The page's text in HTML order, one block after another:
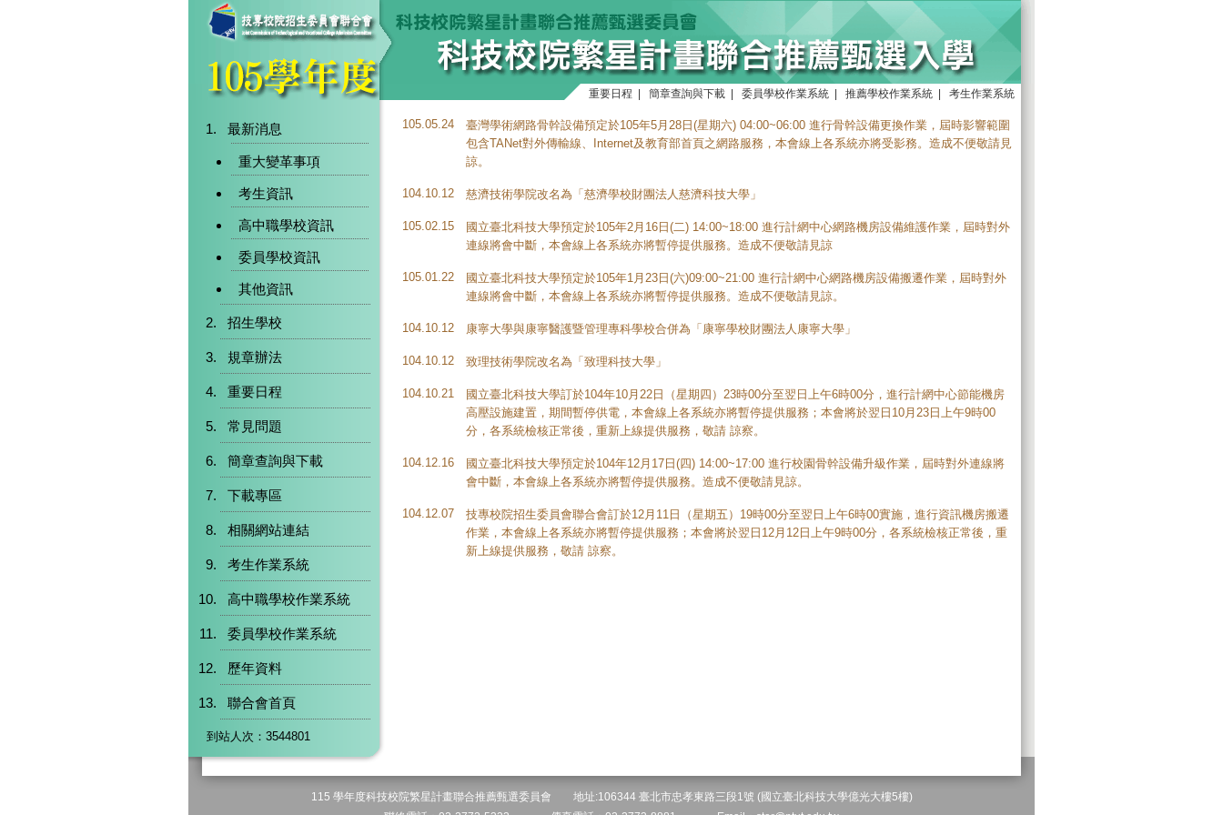
重要日程 簡章查詢與下載 委員學校作業系統 推薦學校作業系統 考生作業系統
最新消息
重大變革事項
考生資訊
高中職學校資訊
委員學校資訊
其他資訊
招生學校
規章辦法
重要日程
常見問題
簡章查詢與下載
下載專區
相關網站連結
考生作業系統
高中職學校作業系統
委員學校作業系統
歷年資料
聯合會首頁
到站人次：3544801
105.05.24
臺灣學術網路骨幹設備預定於105年5月28日(星期六) 04:00~06:00 進行骨幹設備更換作業，屆時影響範圍
包含TANet對外傳輸線、Internet及教育部首頁之網路服務，本會線上各系統亦將受影務。造成不便敬請見
諒。
104.10.12 慈濟技術學院改名為「慈濟學校財團法人慈濟科技大學」
105.02.15
國立臺北科技大學預定於105年2月16日(二) 14:00~18:00 進行計網中心網路機房設備維護作業，屆時對外
連線將會中斷，本會線上各系統亦將暫停提供服務。造成不便敬請見諒
105.01.22
國立臺北科技大學預定於105年1月23日(六)09:00~21:00 進行計網中心網路機房設備搬遷作業，屆時對外
連線將會中斷，本會線上各系統亦將暫停提供服務。造成不便敬請見諒。
104.10.12 康寧大學與康寧醫護暨管理專科學校合併為「康寧學校財團法人康寧大學」
104.10.12 致理技術學院改名為「致理科技大學」
104.10.21
國立臺北科技大學訂於104年10月22日（星期四）23時00分至翌日上午6時00分，進行計網中心節能機房
高壓設施建置，期間暫停供電，本會線上各系統亦將暫停提供服務；本會將於翌日10月23日上午9時00
分，各系統檢核正常後，重新上線提供服務，敬請 諒察。
104.12.16
國立臺北科技大學預定於104年12月17日(四) 14:00~17:00 進行校園骨幹設備升級作業，屆時對外連線將
會中斷，本會線上各系統亦將暫停提供服務。造成不便敬請見諒。
104.12.07
技專校院招生委員會聯合會訂於12月11日（星期五）19時00分至翌日上午6時00實施，進行資訊機房搬遷
作業，本會線上各系統亦將暫停提供服務；本會將於翌日12月12日上午9時00分，各系統檢核正常後，重
新上線提供服務，敬請 諒察。
115 學年度科技校院繁星計畫聯合推薦甄選委員會 地址:106344 臺北市忠孝東路三段1號 (國立臺北科技大學億光大樓5樓)